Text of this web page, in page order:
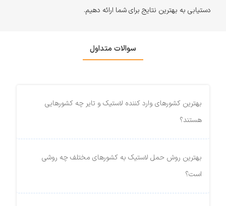
دستیابی به بهترین نتایج برای شما ارائه دهیم.
سوالات متداول
بهترین کشورهای وارد کننده لاستیک و تایر چه کشورهایی
هستند؟
بهترین روش حمل لاستیک به کشورهای مختلف چه روشی
است؟